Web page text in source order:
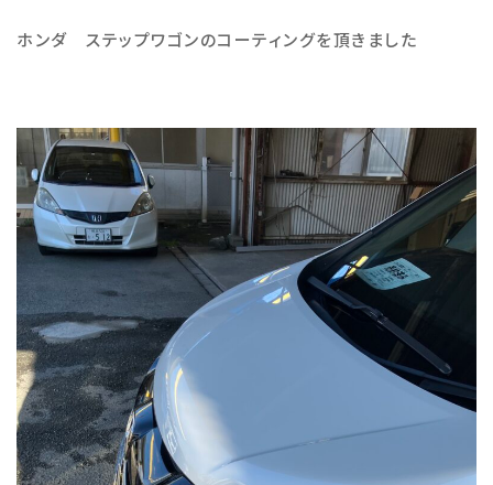
お問い合わせ
公式SNS
ホンダ ステップワゴンのコーティングを頂きました